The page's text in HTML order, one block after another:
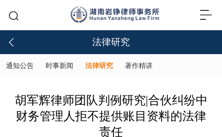
法律研究
通知公告 时事新闻 法律研究 著作精讲
胡军辉律师团队判例研究|合伙纠纷中
财务管理人拒不提供账目资料的法律
责任